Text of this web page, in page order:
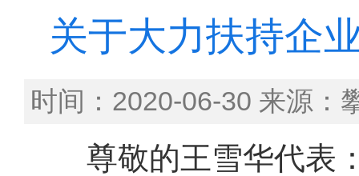
关于大力扶持企
时间：2020-06-30 来源
尊敬的王雪华代表